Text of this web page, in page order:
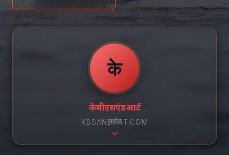
के
केबीएसएंडआर्ट
KBSANDART.COM
स्क्रॉल